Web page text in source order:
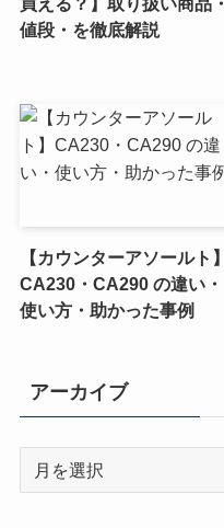
値段・を徹底解説
【カウンターアソールト】
CA230・CA290 の違い・
使い方・助かった事例
アーカイブ